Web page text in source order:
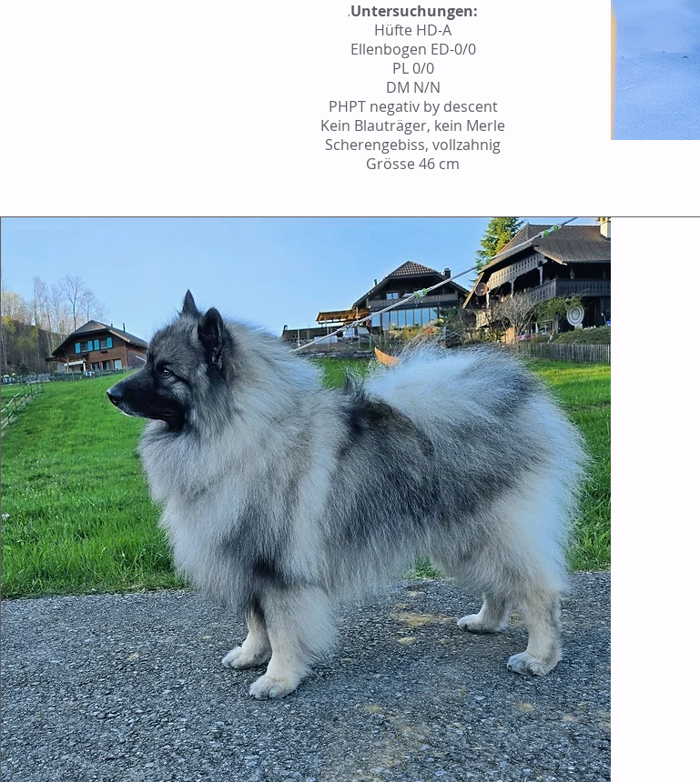
.Untersuchungen:
Hüfte HD-A
Ellenbogen ED-0/0
PL 0/0
DM N/N
PHPT negativ by descent
Kein Blauträger, kein Merle
Scherengebiss, vollzahnig
Grösse 46 cm